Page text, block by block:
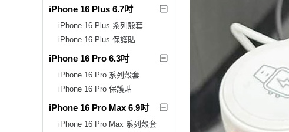
iPhone 16 Plus 6.7吋
iPhone 16 Plus 系列殼套
iPhone 16 Plus 保護貼
iPhone 16 Pro 6.3吋
iPhone 16 Pro 系列殼套
iPhone 16 Pro 保護貼
iPhone 16 Pro Max 6.9吋
iPhone 16 Pro Max 系列殼套